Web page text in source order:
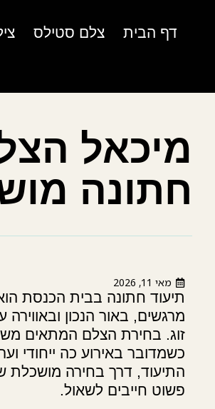
דף הבית צלם סטילס
מיכאל
חתונה
מאי 11, 2026
תיעוד חתונה בבית הכנסת
מרגשים, באור הנכון
זוג. בחירת הצלם המתאים
כשמדובר באירוע כה ייחודי
התיעוד, דרך בחירה מושכלת
פשוט חייבים לשאול.